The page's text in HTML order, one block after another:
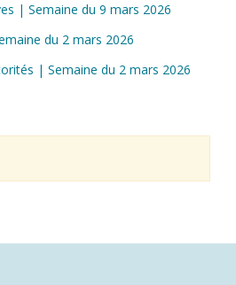
| Semaine du 9 mars 2026
du 2 mars 2026
| Semaine du 2 mars 2026